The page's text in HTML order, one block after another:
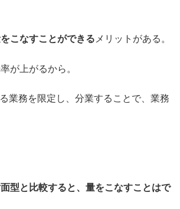
こなすことができる メリットがある。
が上がるから。
業務を限定し、分業することで、業務
型と比較すると、量をこなすことはで